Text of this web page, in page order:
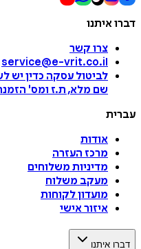
דברו איתנו
צרו קשר
service@e-vrit.co.il
לביטול עסקה כדין יש
שם מלא, ת.ז ומס'
עברית
אודות
מרכז העזרה
מדיניות משלוחים
מעקב משלוח
מועדון לקוחות
איזור אישי
דברו איתנו